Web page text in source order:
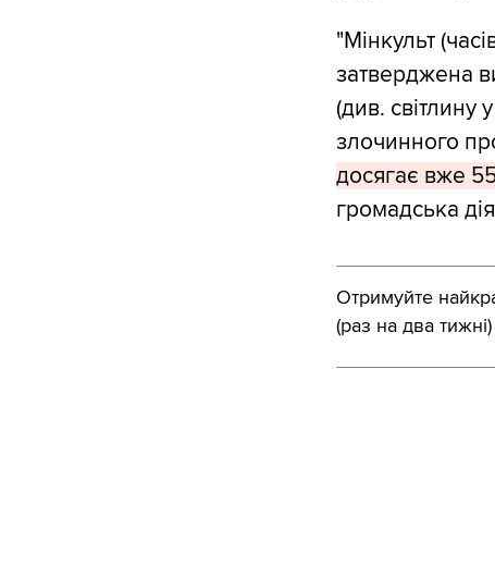
"Мінкульт
затверджена
(див. світлину
злочинного
досягає вже
громадська
Отримуйте
(раз на два тижні)